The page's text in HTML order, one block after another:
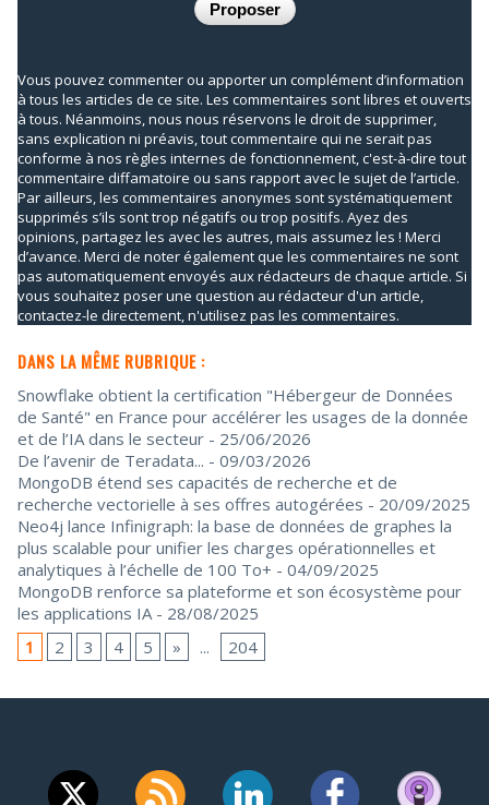
Vous pouvez commenter ou apporter un complément d’information
à tous les articles de ce site. Les commentaires sont libres et ouverts
à tous. Néanmoins, nous nous réservons le droit de supprimer,
sans explication ni préavis, tout commentaire qui ne serait pas
conforme à nos règles internes de fonctionnement, c'est-à-dire tout
commentaire diffamatoire ou sans rapport avec le sujet de l’article.
Par ailleurs, les commentaires anonymes sont systématiquement
supprimés s’ils sont trop négatifs ou trop positifs. Ayez des
opinions, partagez les avec les autres, mais assumez les ! Merci
d’avance. Merci de noter également que les commentaires ne sont
pas automatiquement envoyés aux rédacteurs de chaque article. Si
vous souhaitez poser une question au rédacteur d'un article,
contactez-le directement, n'utilisez pas les commentaires.
DANS LA MÊME RUBRIQUE :
Snowflake obtient la certification "Hébergeur de Données
de Santé" en France pour accélérer les usages de la donnée
et de l’IA dans le secteur - 25/06/2026
De l’avenir de Teradata... - 09/03/2026
MongoDB étend ses capacités de recherche et de
recherche vectorielle à ses offres autogérées - 20/09/2025
Neo4j lance Infinigraph: la base de données de graphes la
plus scalable pour unifier les charges opérationnelles et
analytiques à l’échelle de 100 To+ - 04/09/2025
MongoDB renforce sa plateforme et son écosystème pour
les applications IA - 28/08/2025
1
2 3 4 5 » ... 204